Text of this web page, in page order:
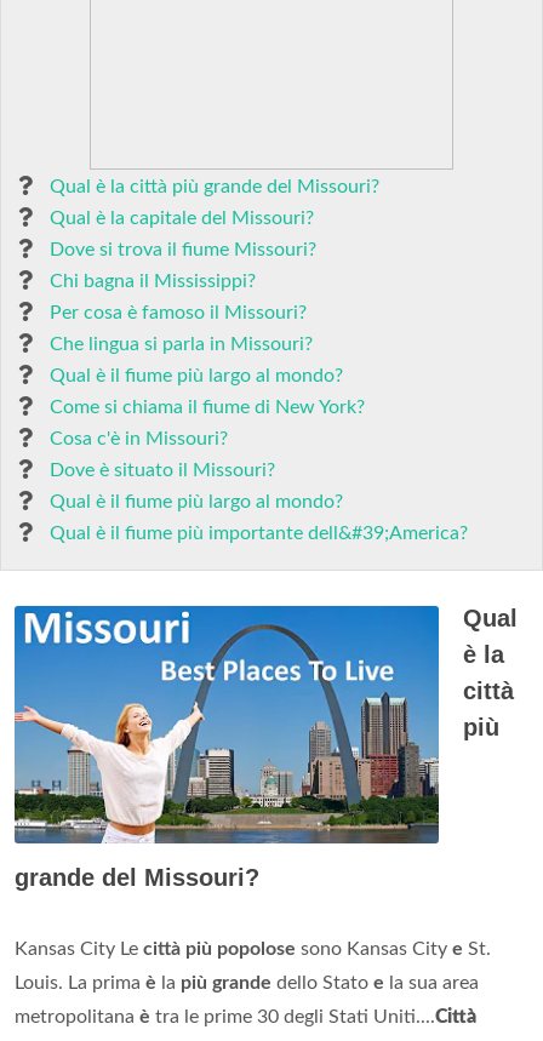
Qual è la città più grande del Missouri?
Qual è la capitale del Missouri?
Dove si trova il fiume Missouri?
Chi bagna il Mississippi?
Per cosa è famoso il Missouri?
Che lingua si parla in Missouri?
Qual è il fiume più largo al mondo?
Come si chiama il fiume di New York?
Cosa c'è in Missouri?
Dove è situato il Missouri?
Qual è il fiume più largo al mondo?
Qual è il fiume più importante dell&#39;America?
Qual
è la
città
più
grande del Missouri?
Kansas City Le città più popolose sono Kansas City e St.
Louis. La prima è la più grande dello Stato e la sua area
metropolitana è tra le prime 30 degli Stati Uniti....Città